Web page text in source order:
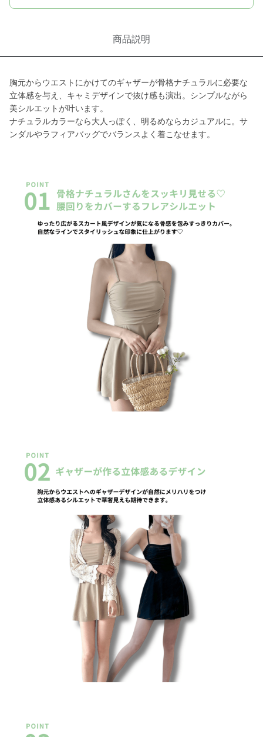
商品説明
胸元からウエストにかけてのギャザーが骨格ナチュラルに必要な
立体感を与え、キャミデザインで抜け感も演出。シンプルながら
美シルエットが叶います。
ナチュラルカラーなら大人っぽく、明るめならカジュアルに。サ
ンダルやラフィアバッグでバランスよく着こなせます。